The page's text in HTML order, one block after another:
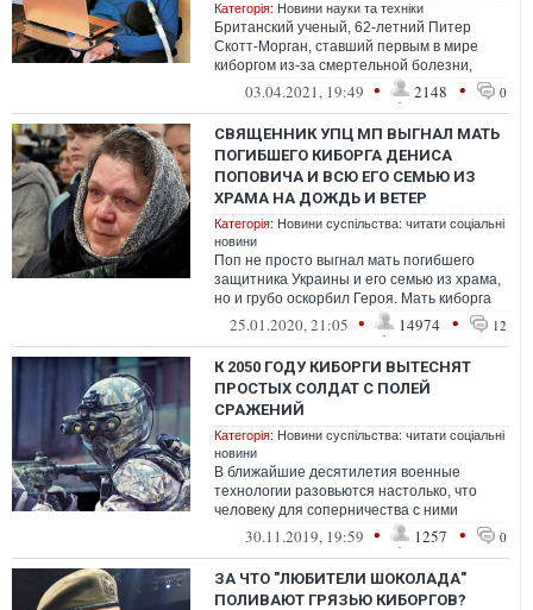
Категорія: Новини науки та техніки
Британский ученый, 62-летний Питер
Скотт-Морган, ставший первым в мире
киборгом из-за смертельной болезни,
заявил, что его нынешнее качество жизни
03.04.2021, 19:49 • 2148 • 0
СВЯЩЕННИК УПЦ МП ВЫГНАЛ МАТЬ
ПОГИБШЕГО КИБОРГА ДЕНИСА
ПОПОВИЧА И ВСЮ ЕГО СЕМЬЮ ИЗ
ХРАМА НА ДОЖДЬ И ВЕТЕР
Категорія: Новини суспільства: читати соціальні
новини
Поп не просто выгнал мать погибшего
защитника Украины и его семью из храма,
но и грубо оскорбил Героя. Мать киборга
говорит, что вся ее семья для служ...
25.01.2020, 21:05 • 14974 • 12
К 2050 ГОДУ КИБОРГИ ВЫТЕСНЯТ
ПРОСТЫХ СОЛДАТ С ПОЛЕЙ
СРАЖЕНИЙ
Категорія: Новини суспільства: читати соціальні
новини
В ближайшие десятилетия военные
технологии разовьются настолько, что
человеку для соперничества с ними
самому придется стать машиной. Так
30.11.2019, 19:59 • 1257 • 0
ЗА ЧТО "ЛЮБИТЕЛИ ШОКОЛАДА"
ПОЛИВАЮТ ГРЯЗЬЮ КИБОРГОВ?